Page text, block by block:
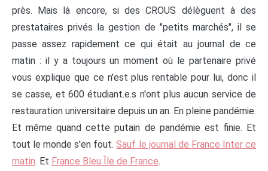
près. Mais là encore, si des CROUS délèguent à des
prestataires privés la gestion de "petits marchés", il se
passe assez rapidement ce qui était au journal de ce
matin : il y a toujours un moment où le partenaire privé
vous explique que ce n'est plus rentable pour lui, donc il
se casse, et 600 étudiant.e.s n'ont plus aucun service de
restauration universitaire depuis un an. En pleine pandémie.
Et même quand cette putain de pandémie est finie. Et
tout le monde s'en fout.Sauf le journal de France Inter ce
matin. Et France Bleu Île de France.